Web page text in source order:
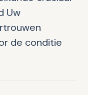
Uw
de conditie